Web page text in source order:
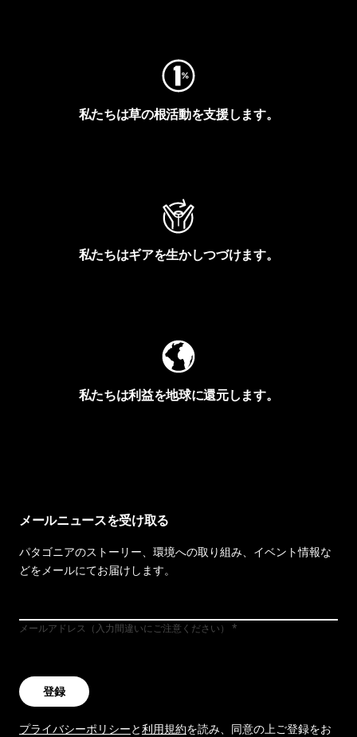
私たちは草の根活動を支援します。
私たちはギアを生かしつづけます。
私たちは利益を地球に還元します。
メールニュースを受け取る
パタゴニアのストーリー、環境への取り組み、イベント情報な
どをメールにてお届けします。
メールアドレス（入力間違いにご注意ください）
登録
プライバシーポリシーと利用規約を読み、同意の上ご登録をお